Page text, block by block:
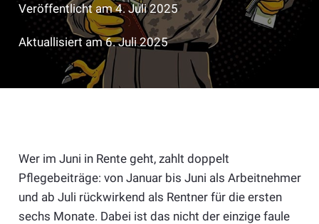
Veröffentlicht am4. Juli 2025
Aktuallisiert am6. Juli 2025
Wer im Juni in Rente geht, zahlt doppelt
Pflegebeiträge: von Januar bis Juni als Arbeitnehmer
und ab Juli rückwirkend als Rentner für die ersten
sechs Monate. Dabei ist das nicht der einzige faule